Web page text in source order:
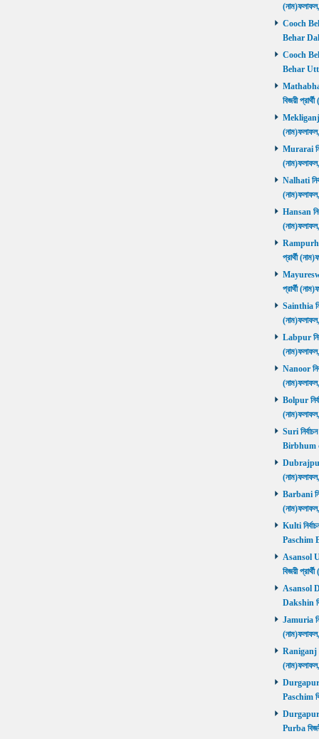
Cooch
Behar
Cooch
Behar
বিজয়ী
Mekliganj
Murarai
Nalhati
Hansan
Rampurhat
প্রার্থী
প্রার্থী
Sainthia
Labpur
Nanoor
Bolpur
Suri
Birbhum
Dubrajpur
Barbani
Kulti
Paschim
Asansol
বিজয়ী
Asansol
Dakshin
Jamuria
Raniganj
Durgapur
Paschim
Durgapur
Purba